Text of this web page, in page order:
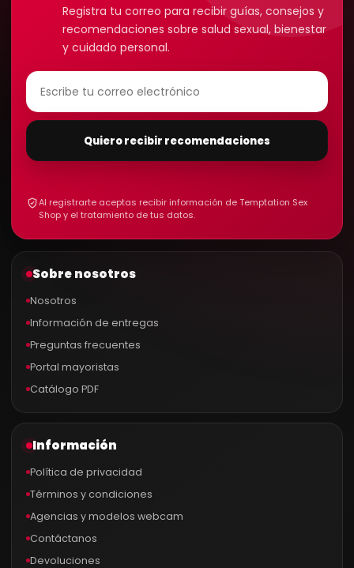
Registra tu correo para recibir guías, consejos y
recomendaciones sobre salud sexual, bienestar
y cuidado personal.
Quiero recibir recomendaciones
Al registrarte aceptas recibir información de Temptation Sex
Shop y el tratamiento de tus datos.
Sobre nosotros
Nosotros
Información de entregas
Preguntas frecuentes
Portal mayoristas
Catálogo PDF
Información
Política de privacidad
Términos y condiciones
Agencias y modelos webcam
Contáctanos
Devoluciones